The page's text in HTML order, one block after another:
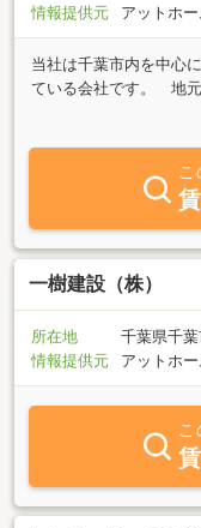
情報提供元
アットホー
当社は千葉市内を中心
ている会社です。 地元
ーとしております。と
てをじっくりと聞かせ
なく、お客様が何十年
をご提案させて頂いて
にご相談ください。
こ
一樹建設（株）
所在地
千葉県千
情報提供元
アットホー
こ